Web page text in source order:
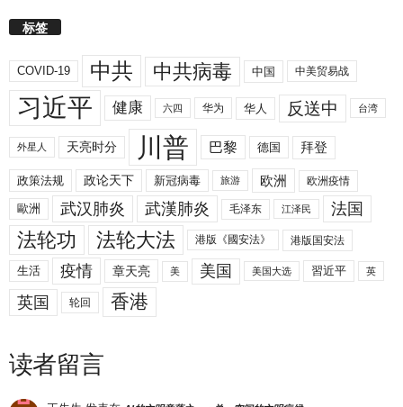
标签
COVID-19 中共 中共病毒 中国 中美贸易战
习近平 健康 六四 华为 华人 反送中 台湾
外星人 天亮时分 川普 巴黎 德国 拜登
政策法规 政论天下 新冠病毒 旅游 欧洲 欧洲疫情
歐洲 武汉肺炎 武漢肺炎 毛泽东 江泽民 法国
法轮功 法轮大法 港版《國安法》 港版国安法
生活 疫情 章天亮 美 美国 美国大选 習近平 英
英国 轮回 香港
读者留言